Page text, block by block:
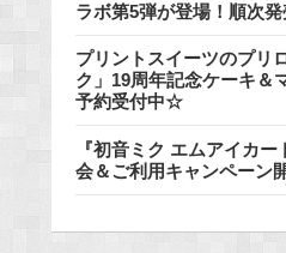
ラボ第5弾が登場！順次発
プリントスイーツのプリ
ク」19周年記念ケーキ＆
予約受付中☆
『初音ミク エムアイカ
会＆ご利用キャンペーン